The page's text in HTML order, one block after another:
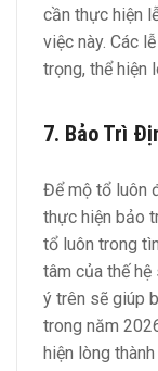
cần thực hiện
việc này. Các
trọng, thể hiện
7. Bảo Trì
Để mộ tổ luôn
thực hiện bảo
tổ luôn trong
tâm của thế
ý trên sẽ giúp
trong năm
hiện lòng